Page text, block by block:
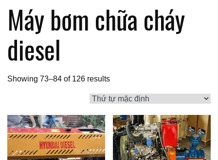
Máy bơm chữa cháy
diesel
Showing 73–84 of 126 results